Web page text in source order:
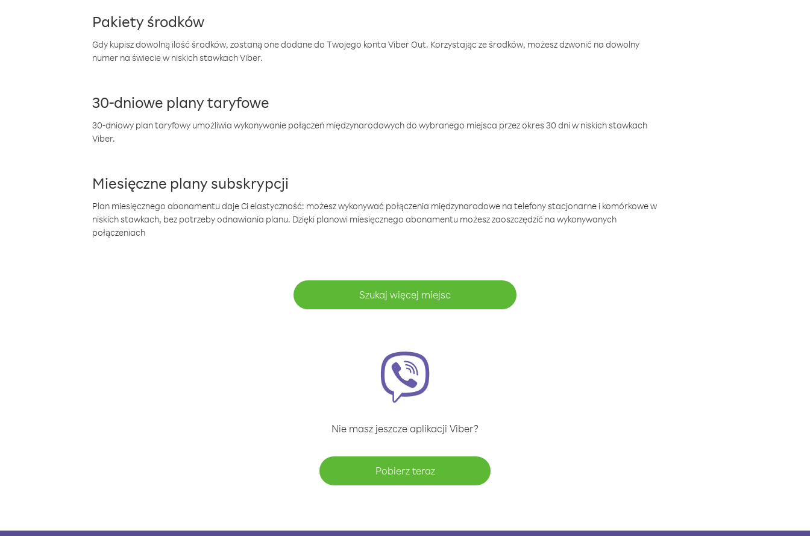
Pakiety środków
Gdy kupisz dowolną ilość środków, zostaną one dodane do Twojego konta Viber Out. Korzystając ze środków, możesz dzwonić na dowolny
numer na świecie w niskich stawkach Viber.
30-dniowe plany taryfowe
30-dniowy plan taryfowy umożliwia wykonywanie połączeń międzynarodowych do wybranego miejsca przez okres 30 dni w niskich stawkach
Viber.
Miesięczne plany subskrypcji
Plan miesięcznego abonamentu daje Ci elastyczność: możesz wykonywać połączenia międzynarodowe na telefony stacjonarne i komórkowe w
niskich stawkach, bez potrzeby odnawiania planu. Dzięki planowi miesięcznego abonamentu możesz zaoszczędzić na wykonywanych
połączeniach
Szukaj więcej miejsc
Nie masz jeszcze aplikacji Viber?
Pobierz teraz